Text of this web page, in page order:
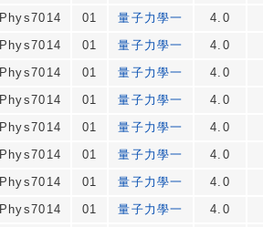
Phys7014 01 量子力學一
4.0
Phys7014 01 量子力學一
4.0
Phys7014 01 量子力學一
4.0
Phys7014 01 量子力學一
4.0
Phys7014 01 量子力學一
4.0
Phys7014 01 量子力學一
4.0
Phys7014 01 量子力學一
4.0
Phys7014 01 量子力學一
4.0